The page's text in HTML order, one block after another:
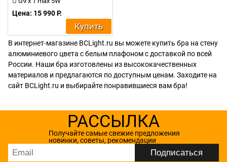
Цена: 15 990 Р.
Купить
В интернет-магазине BCLight.ru вы можете купить бра на стену
алюминиевого цвета с белым плафоном с доставкой по всей
России. Наши бра изготовлены из высококачественных
материалов и предлагаются по доступным ценам. Заходите на
сайт BCLight.ru и выбирайте понравившиеся вам бра!
РАССЫЛКА
Получайте самые свежие предложения
новинки, советы, рекомендации